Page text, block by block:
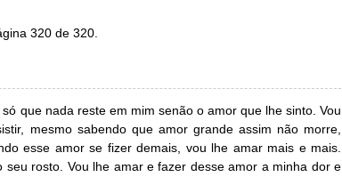
320 de 320.
que nada reste em mim senão o amor que lhe sinto. Vou
mesmo sabendo que amor grande assim não morre,
esse amor se fizer demais, vou lhe amar mais e mais.
rosto. Vou lhe amar e fazer desse amor a minha dor e